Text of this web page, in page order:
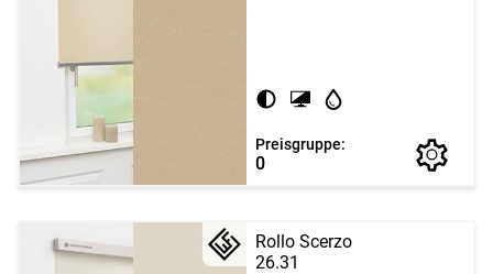
Preisgruppe:
0
Rollo Scerzo
26.31